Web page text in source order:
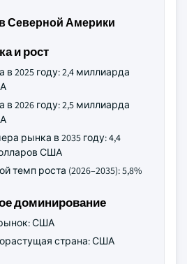
Северной Америки
и рост
2025 году: 2,4 миллиарда
2026 году: 2,5 миллиарда
рынка в 2035 году: 4,4
США
темп роста (2026–2035): 5,8%
доминирование
США
страна: США